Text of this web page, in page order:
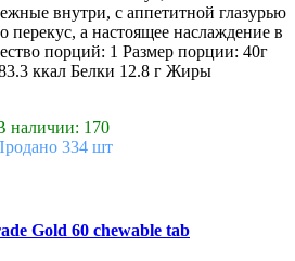
внутри, с аппетитной глазурью
а настоящее наслаждение в
порций: 1 Размер порции: 40г
ккал Белки 12.8 г Жиры
наличии: 170
334 шт
Gold 60 chewable tab